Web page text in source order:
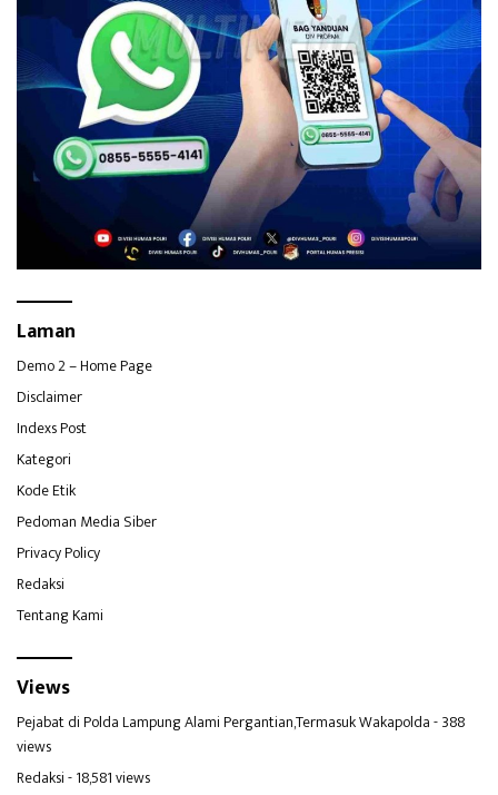
Laman
Demo 2 – Home Page
Disclaimer
Indexs Post
Kategori
Kode Etik
Pedoman Media Siber
Privacy Policy
Redaksi
Tentang Kami
Views
Pejabat di Polda Lampung Alami Pergantian,Termasuk Wakapolda- 388
views
Redaksi- 18,581 views